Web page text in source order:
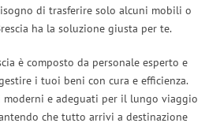
di trasferire solo alcuni mobili o
ha la soluzione giusta per te.
è composto da personale esperto e
i tuoi beni con cura e efficienza.
moderni e adeguati per il lungo viaggio
che tutto arrivi a destinazione